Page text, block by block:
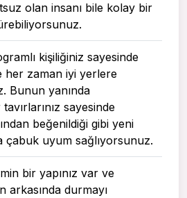
olan insanı bile kolay bir
kişiliğiniz sayesinde
her zaman iyi yerlere
Bunun yanında
sayesinde
beğenildiği gibi yeni
çabuk uyum sağlıyorsunuz.
bir yapınız var ve
arkasında durmayı